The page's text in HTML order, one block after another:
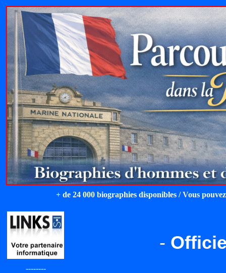
+ de 24 000 biographies disponibles / Vous
--------
-